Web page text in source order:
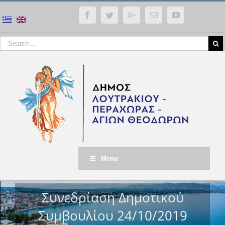
FacebookTwitterGoogle+Email YouTube
Menu
Συνεδρίαση Δημοτικού
Συμβουλίου 24/10/2019